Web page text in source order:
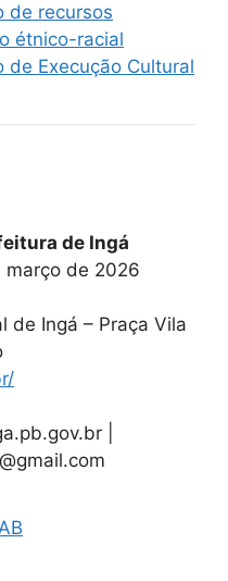
de recursos
étnico-racial
de Execução Cultural
de Ingá
março de 2026
de Ingá – Praça Vila